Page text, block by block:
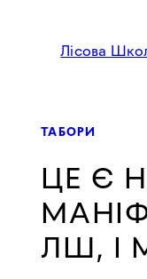
Лісова
ТАБОРИ
ЦЕ Є
ЛШ, І